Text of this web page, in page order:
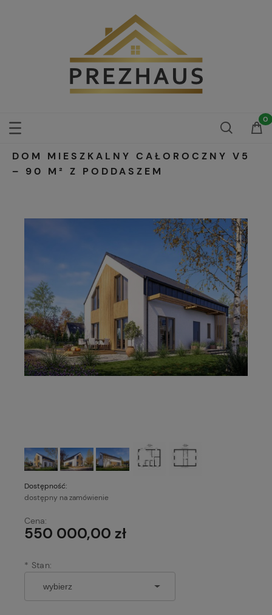
DOM MIESZKALNY CAŁOROCZNY V5
– 90 M² Z PODDASZEM
Dostępność:
dostępny na zamówienie
Cena:
550 000,00 zł
* Stan: